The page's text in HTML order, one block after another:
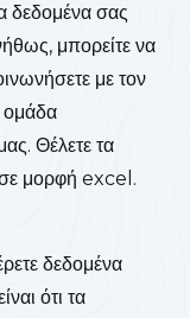
δεδομένα σας
μπορείτε να
με τον
ομάδα
Θέλετε τα
μορφή excel.
δεδομένα
ότι τα